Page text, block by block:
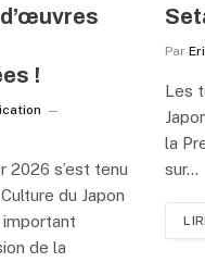
!
2026 s’est tenu
du Japon
important
de la
Par
Les
la
sur…